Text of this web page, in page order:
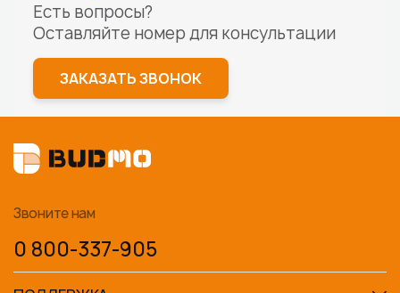
Есть вопросы?
Оставляйте номер для консультации
ЗАКАЗАТЬ ЗВОНОК
Звоните нам
0 800-337-905